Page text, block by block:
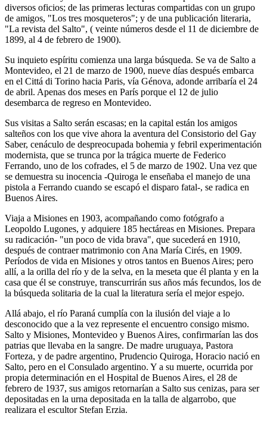
diversos oficios; de las primeras lecturas compartidas con un grupo
de amigos, "Los tres mosqueteros"; y de una publicación literaria,
"La revista del Salto", ( veinte números desde el 11 de diciembre de
1899, al 4 de febrero de 1900).
Su inquieto espíritu comienza una larga búsqueda. Se va de Salto a
Montevideo, el 21 de marzo de 1900, nueve días después embarca
en el Cittá di Torino hacia Paris, vía Génova, adonde arribaría el 24
de abril. Apenas dos meses en París porque el 12 de julio
desembarca de regreso en Montevideo.
Sus visitas a Salto serán escasas; en la capital están los amigos
salteños con los que vive ahora la aventura del Consistorio del Gay
Saber, cenáculo de despreocupada bohemia y febril experimentación
modernista, que se trunca por la trágica muerte de Federico
Ferrando, uno de los cofrades, el 5 de marzo de 1902. Una vez que
se demuestra su inocencia -Quiroga le enseñaba el manejo de una
pistola a Ferrando cuando se escapó el disparo fatal-, se radica en
Buenos Aires.
Viaja a Misiones en 1903, acompañando como fotógrafo a
Leopoldo Lugones, y adquiere 185 hectáreas en Misiones. Prepara
su radicación- "un poco de vida brava", que sucederá en 1910,
después de contraer matrimonio con Ana María Cirés, en 1909.
Períodos de vida en Misiones y otros tantos en Buenos Aires; pero
allí, a la orilla del río y de la selva, en la meseta que él planta y en la
casa que él se construye, transcurrirán sus años más fecundos, los de
la búsqueda solitaria de la cual la literatura sería el mejor espejo.
Allá abajo, el río Paraná cumplía con la ilusión del viaje a lo
desconocido que a la vez represente el encuentro consigo mismo.
Salto y Misiones, Montevideo y Buenos Aires, confirmarían las dos
patrias que llevaba en la sangre. De madre uruguaya, Pastora
Forteza, y de padre argentino, Prudencio Quiroga, Horacio nació en
Salto, pero en el Consulado argentino. Y a su muerte, ocurrida por
propia determinación en el Hospital de Buenos Aires, el 28 de
febrero de 1937, sus amigos retornarían a Salto sus cenizas, para ser
depositadas en la urna depositada en la talla de algarrobo, que
realizara el escultor Stefan Erzia.